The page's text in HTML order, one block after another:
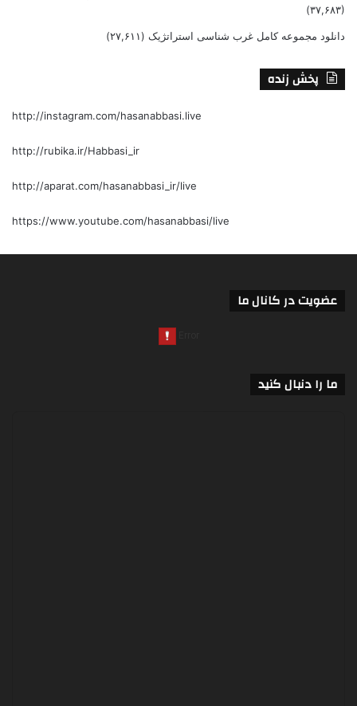
(۳۷,۶۸۳)
دانلود مجموعه کامل غرب شناسی استراتژیک (۲۷,۶۱۱)
پخش زنده
http://instagram.com/hasanabbasi.live
http://rubika.ir/Habbasi_ir
http://aparat.com/hasanabbasi_ir/live
https://www.youtube.com/hasanabbasi/live
عضویت در کانال ما
ما را دنبال کنید